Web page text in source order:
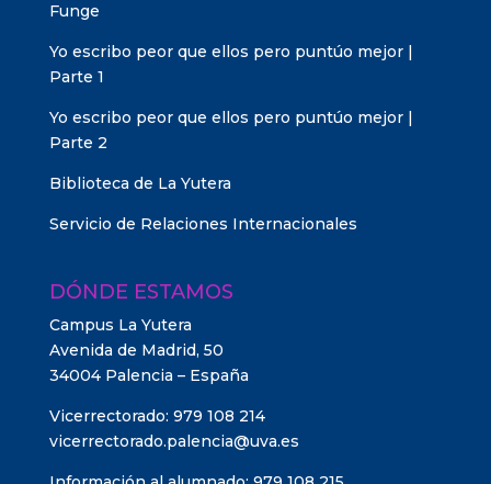
Funge
Yo escribo peor que ellos pero puntúo mejor |
Parte 1
Yo escribo peor que ellos pero puntúo mejor |
Parte 2
Biblioteca de La Yutera
Servicio de Relaciones Internacionales
DÓNDE ESTAMOS
Campus La Yutera
Avenida de Madrid, 50
34004 Palencia – España
Vicerrectorado: 979 108 214
vicerrectorado.palencia@uva.es